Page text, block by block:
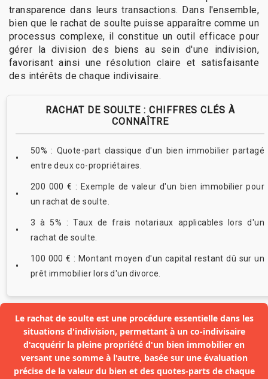
transparence dans leurs transactions. Dans l'ensemble,
bien que le rachat de soulte puisse apparaître comme un
processus complexe, il constitue un outil efficace pour
gérer la division des biens au sein d'une indivision,
favorisant ainsi une résolution claire et satisfaisante
des intérêts de chaque indivisaire.
RACHAT DE SOULTE : CHIFFRES CLÉS À
CONNAÎTRE
50% : Quote-part classique d'un bien immobilier partagé
entre deux co-propriétaires.
200 000 € : Exemple de valeur d'un bien immobilier pour
un rachat de soulte.
3 à 5% : Taux de frais notariaux applicables lors d'un
rachat de soulte.
100 000 € : Montant moyen d'un capital restant dû sur un
prêt immobilier lors d'un divorce.
Le rachat de soulte est une procédure essentielle dans les
situations d'indivision, permettant à un co-indivisaire
d'acquérir la pleine propriété d'un bien immobilier en
versant une somme à l'autre, basée sur une évaluation
précise de la valeur du bien et des quotes-parts de chaque